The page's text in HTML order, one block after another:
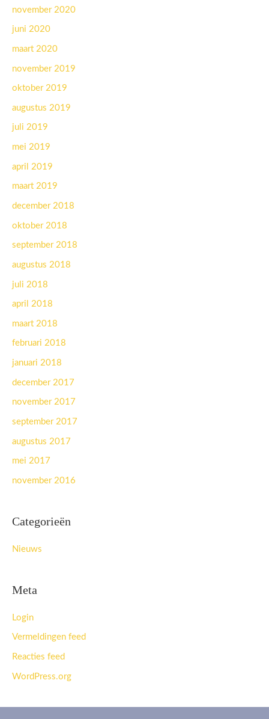
november 2020
juni 2020
maart 2020
november 2019
oktober 2019
augustus 2019
juli 2019
mei 2019
april 2019
maart 2019
december 2018
oktober 2018
september 2018
augustus 2018
juli 2018
april 2018
maart 2018
februari 2018
januari 2018
december 2017
november 2017
september 2017
augustus 2017
mei 2017
november 2016
Categorieën
Nieuws
Meta
Login
Vermeldingen feed
Reacties feed
WordPress.org